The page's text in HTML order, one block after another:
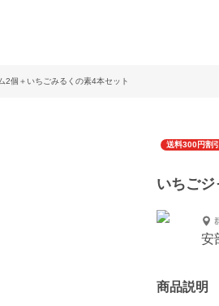
2個＋いちごみるくの素4本セット
送料300円割引
いちご
安
商品説明